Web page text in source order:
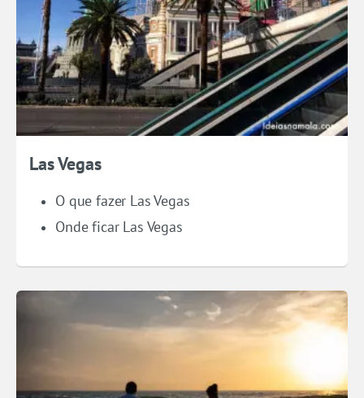
Las Vegas
O que fazer Las Vegas
Onde ficar Las Vegas